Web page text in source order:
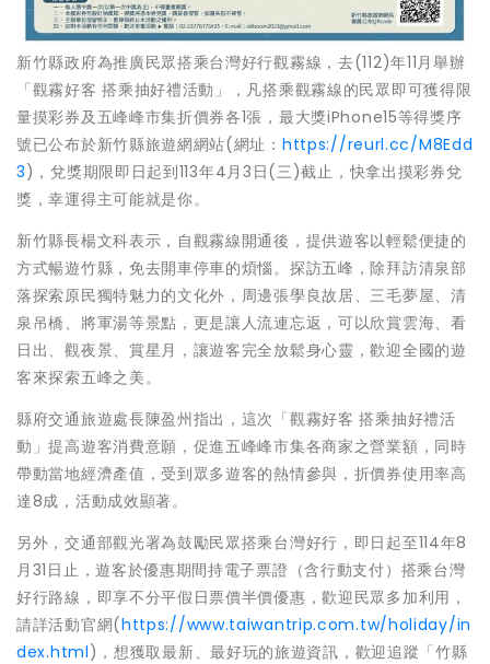
新竹縣政府為推廣民眾搭乘台灣好行觀霧線，去(112)年11月舉辦
「觀霧好客 搭乘抽好禮活動」，凡搭乘觀霧線的民眾即可獲得限
量摸彩券及五峰峰市集折價券各1張，最大獎iPhone15等得獎序
號已公布於新竹縣旅遊網網站(網址： https://reurl.cc/M8Edd
3)，兌獎期限即日起到113年4月3日(三)截止，快拿出摸彩券兌
獎，幸運得主可能就是你。
新竹縣長楊文科表示，自觀霧線開通後，提供遊客以輕鬆便捷的
方式暢遊竹縣，免去開車停車的煩惱。探訪五峰，除拜訪清泉部
落探索原民獨特魅力的文化外，周邊張學良故居、三毛夢屋、清
泉吊橋、將軍湯等景點，更是讓人流連忘返，可以欣賞雲海、看
日出、觀夜景、賞星月，讓遊客完全放鬆身心靈，歡迎全國的遊
客來探索五峰之美。
縣府交通旅遊處長陳盈州指出，這次「觀霧好客 搭乘抽好禮活
動」提高遊客消費意願，促進五峰峰市集各商家之營業額，同時
帶動當地經濟產值，受到眾多遊客的熱情參與，折價券使用率高
達8成，活動成效顯著。
另外，交通部觀光署為鼓勵民眾搭乘台灣好行，即日起至114年8
月31日止，遊客於優惠期間持電子票證（含行動支付）搭乘台灣
好行路線，即享不分平假日票價半價優惠，歡迎民眾多加利用，
請詳活動官網(https://www.taiwantrip.com.tw/holiday/in
dex.html)，想獲取最新、最好玩的旅遊資訊，歡迎追蹤「竹縣